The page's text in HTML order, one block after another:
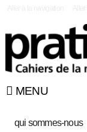
MENU
qui sommes-nous